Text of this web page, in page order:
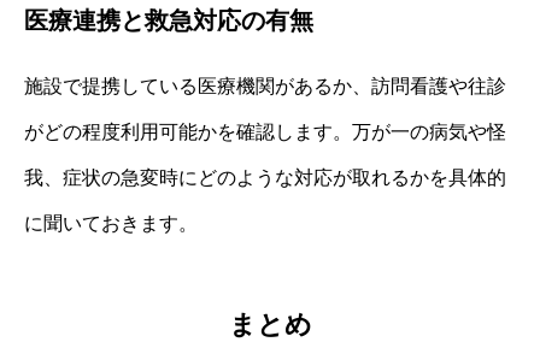
医療連携と救急対応の有無
施設で提携している医療機関があるか、訪問看護や往診
がどの程度利用可能かを確認します。万が一の病気や怪
我、症状の急変時にどのような対応が取れるかを具体的
に聞いておきます。
まとめ